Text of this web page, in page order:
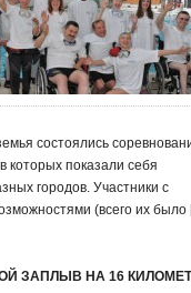
состоялись
которых показали себя
городов. Участники с
(всего их
ЗАПЛЫВ НА 16